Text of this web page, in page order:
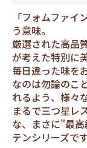
「フォムファ
う意味。
厳選された高品
が考えた特別に
毎日違った味を
なのは勿論のこ
れるよう、様々
まるで三つ星レ
な、まさに"最
テンシリーズです